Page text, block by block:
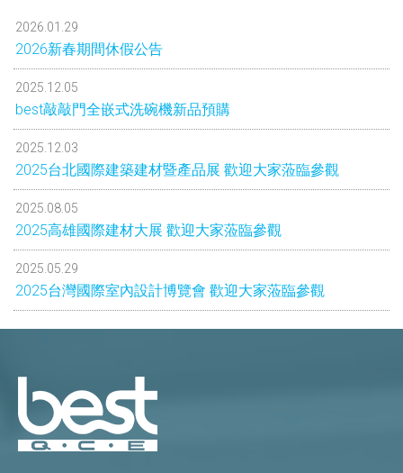
2026.01.29
2026新春期間休假公告
2025.12.05
best敲敲門全嵌式洗碗機新品預購
2025.12.03
2025台北國際建築建材暨產品展 歡迎大家蒞臨參觀
2025.08.05
2025高雄國際建材大展 歡迎大家蒞臨參觀
2025.05.29
2025台灣國際室內設計博覽會 歡迎大家蒞臨參觀